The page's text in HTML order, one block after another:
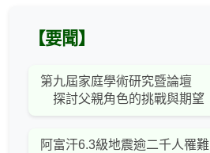
【要聞】
第九屆家庭學術研究暨論壇
探討父親角色的挑戰與期望
阿富汗6.3級地震逾二千人罹難